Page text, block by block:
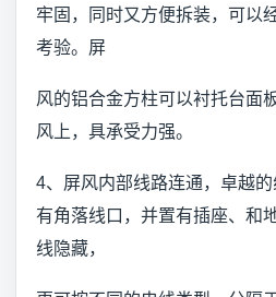
牢固，同时又方便拆装，可以
考验。屏
风的铝合金方柱可以衬托台面
风上，具承受力强。
4、屏风内部线路连通，卓越
有角落线口，并置有插座、和
线隐藏，